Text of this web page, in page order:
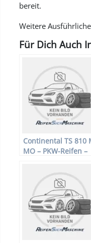
bereit.
Weitere
Für Dich Auch
Continental TS 810
MO – PKW-Reifen –
Winterreifen